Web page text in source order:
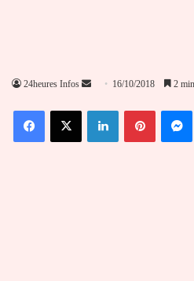
24heures Infos
Envoyer
courriel
16/10/2018 2
FacebookX LinkedinPinterest